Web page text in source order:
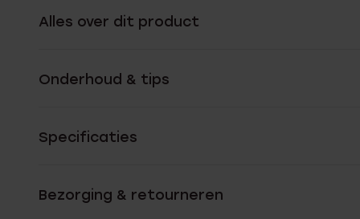
Alles over dit product
Onderhoud & tips
Specificaties
Bezorging & retourneren